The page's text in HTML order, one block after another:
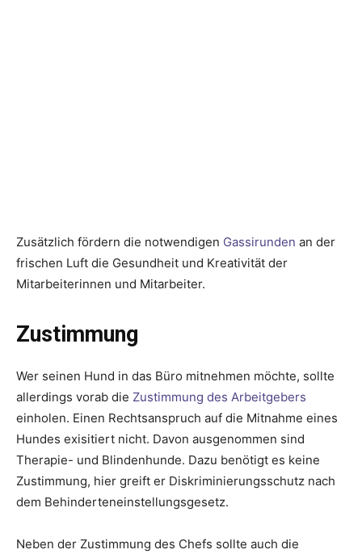
Zusätzlich fördern die notwendigen Gassirunden an der
frischen Luft die Gesundheit und Kreativität der
Mitarbeiterinnen und Mitarbeiter.
Zustimmung
Wer seinen Hund in das Büro mitnehmen möchte, sollte
allerdings vorab die Zustimmung des Arbeitgebers
einholen. Einen Rechtsanspruch auf die Mitnahme eines
Hundes exisitiert nicht. Davon ausgenommen sind
Therapie- und Blindenhunde. Dazu benötigt es keine
Zustimmung, hier greift er Diskriminierungsschutz nach
dem Behinderteneinstellungsgesetz.
Neben der Zustimmung des Chefs sollte auch die